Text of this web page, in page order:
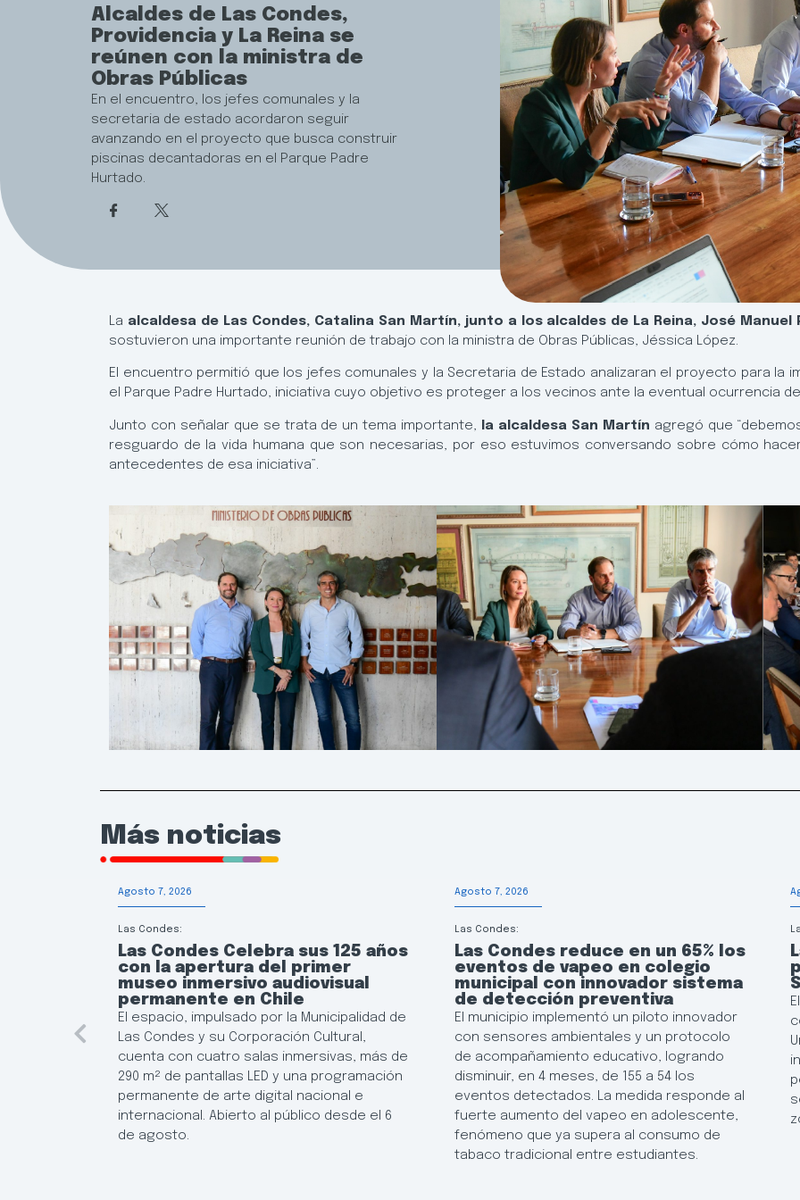
Alcaldes de Las Condes,
Providencia y La Reina se
reúnen con la ministra de
Obras Públicas
En el encuentro, los jefes comunales y la
secretaria de estado acordaron seguir
avanzando en el proyecto que busca construir
piscinas decantadoras en el Parque Padre
Hurtado.
La alcaldesa de Las Condes, Catalina San Martín, junto a los alcaldes de La Reina, José
sostuvieron una importante reunión de trabajo con la ministra de Obras Públicas, Jéssica López.
El encuentro permitió que los jefes comunales y la Secretaria de Estado analizaran el proyecto para la
el Parque Padre Hurtado, iniciativa cuyo objetivo es proteger a los vecinos ante la eventual ocurrencia
Junto con señalar que se trata de un tema importante, la alcaldesa San Martín agregó que
resguardo de la vida humana que son necesarias, por eso estuvimos conversando sobre cómo
antecedentes de esa iniciativa”.
Más noticias
Agosto 7, 2026
Las Condes:
Las Condes Celebra sus 125 años
con la apertura del primer
museo inmersivo audiovisual
permanente en Chile
El espacio, impulsado por la Municipalidad de
Las Condes y su Corporación Cultural,
cuenta con cuatro salas inmersivas, más de
290 m² de pantallas LED y una programación
permanente de arte digital nacional e
internacional. Abierto al público desde el 6
de agosto.
Agosto 7, 2026
Las Condes:
Las Condes reduce en un 65% los
eventos de vapeo en colegio
municipal con innovador sistema
de detección preventiva
El municipio implementó un piloto innovador
con sensores ambientales y un protocolo
de acompañamiento educativo, logrando
disminuir, en 4 meses, de 155 a 54 los
eventos detectados. La medida responde al
fuerte aumento del vapeo en adolescente,
fenómeno que ya supera al consumo de
tabaco tradicional entre estudiantes.